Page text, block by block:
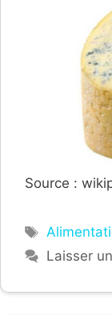
Source :
Étiquettes
Laisser